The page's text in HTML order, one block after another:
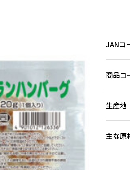
JANコ
商品コ
生産地
主な原